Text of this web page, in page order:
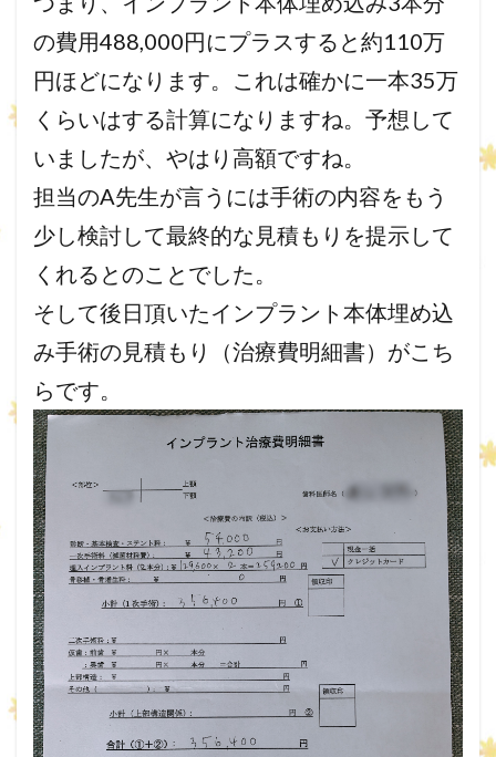
の費用488,000円にプラスすると約110万
円ほどになります。これは確かに一本35万
くらいはする計算になりますね。予想して
いましたが、やはり高額ですね。
担当のA先生が言うには手術の内容をもう
少し検討して最終的な見積もりを提示して
くれるとのことでした。
そして後日頂いたインプラント本体埋め込
み手術の見積もり（治療費明細書）がこち
らです。